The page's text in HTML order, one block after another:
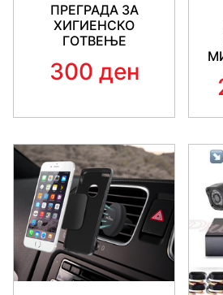
ПРЕГРАДА ЗА
ХИГИЕНСКО
ГОТВЕЊЕ
300 ден